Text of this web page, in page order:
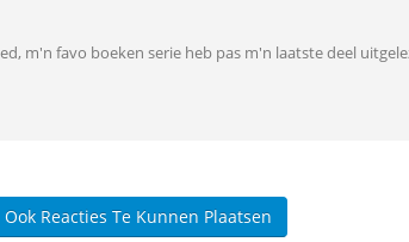
m'n favo boeken serie heb pas m'n laatste deel
Reacties Te Kunnen Plaatsen